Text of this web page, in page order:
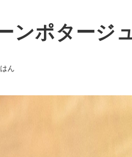
ンポタージ
ん